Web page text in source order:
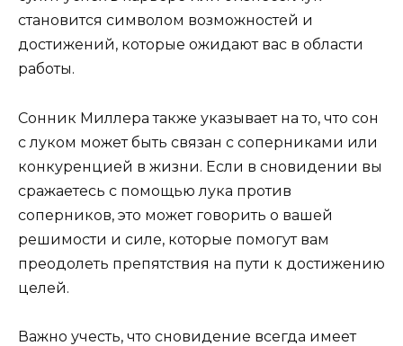
становится символом возможностей и
достижений, которые ожидают вас в области
работы.
Сонник Миллера также указывает на то, что сон
с луком может быть связан с соперниками или
конкуренцией в жизни. Если в сновидении вы
сражаетесь с помощью лука против
соперников, это может говорить о вашей
решимости и силе, которые помогут вам
преодолеть препятствия на пути к достижению
целей.
Важно учесть, что сновидение всегда имеет